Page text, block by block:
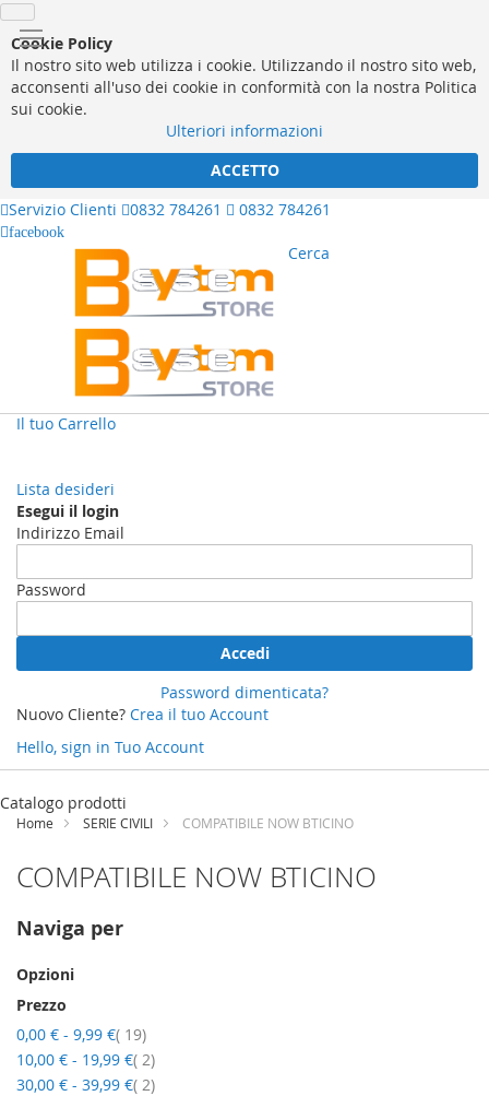
Cookie Policy
Il nostro sito web utilizza i cookie. Utilizzando il nostro sito web,
acconsenti all'uso dei cookie in conformità con la nostra Politica
sui cookie.
Ulteriori informazioni
ACCETTO
Servizio Clienti
0832 784261 0832 784261
facebook
Cerca
Il tuo Carrello
Lista desideri
Esegui il login
Indirizzo Email
Password
Accedi
Password dimenticata?
Nuovo Cliente? Crea il tuo Account
Hello, sign in Tuo Account
Salta
contenuto
Catalogo prodotti
Home SERIE CIVILI COMPATIBILE NOW BTICINO
COMPATIBILE NOW BTICINO
Naviga per
Opzioni
Prezzo
0,00 € - 9,99 € 19elementi
10,00 € - 19,99 € 2elementi
30,00 € - 39,99 € 2elementi